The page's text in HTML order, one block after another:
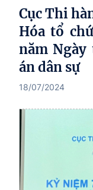
Cục Thi
Hóa tổ
năm
án dân sự
18/07/2024